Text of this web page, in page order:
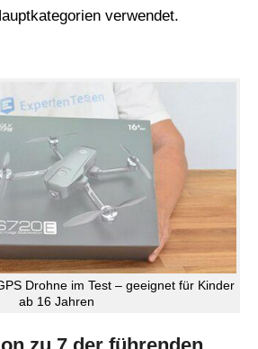
verwendet.
Drohne im Test – geeignet für Kinder
ab 16 Jahren